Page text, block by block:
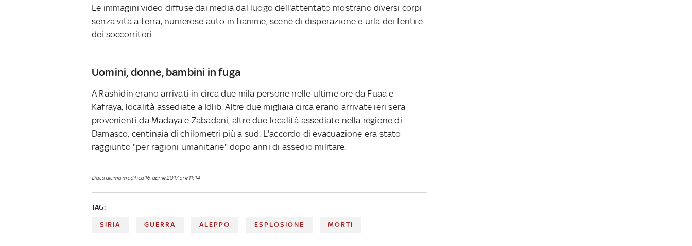
Le immagini video diffuse dai media dal luogo dell'attentato mostrano diversi corpi
senza vita a terra, numerose auto in fiamme, scene di disperazione e urla dei feriti e
dei soccorritori.
Uomini, donne, bambini in fuga
A Rashidin erano arrivati in circa due mila persone nelle ultime ore da Fuaa e
Kafraya, località assediate a Idlib. Altre due migliaia circa erano arrivate ieri sera
provenienti da Madaya e Zabadani, altre due località assediate nella regione di
Damasco, centinaia di chilometri più a sud. L'accordo di evacuazione era stato
raggiunto "per ragioni umanitarie" dopo anni di assedio militare.
Data ultima modifica 16 aprile 2017 ore 11:14
TAG:
SIRIA GUERRA ALEPPO ESPLOSIONE MORTI